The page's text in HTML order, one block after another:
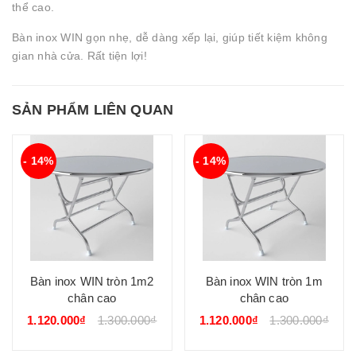
thể cao.
Bàn inox WIN gọn nhẹ, dễ dàng xếp lại, giúp tiết kiệm không
gian nhà cửa. Rất tiện lợi!
SẢN PHẨM LIÊN QUAN
- 14%
Bàn inox WIN tròn 1m2
chân cao
1.120.000₫
1.300.000₫
- 14%
Bàn inox WIN tròn 1m
chân cao
1.120.000₫
1.300.000₫